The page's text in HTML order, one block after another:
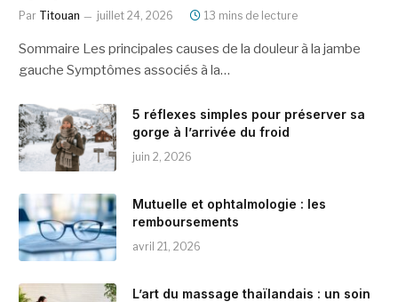
Par Titouan juillet 24, 2026 13 mins de lecture
Sommaire Les principales causes de la douleur à la jambe
gauche Symptômes associés à la…
5 réflexes simples pour préserver sa
gorge à l’arrivée du froid
juin 2, 2026
Mutuelle et ophtalmologie : les
remboursements
avril 21, 2026
L’art du massage thaïlandais : un soin